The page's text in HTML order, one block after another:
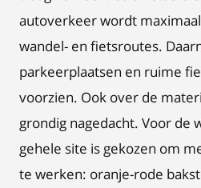
autoverkeer wordt
wandel- en fietsroutes.
parkeerplaatsen en ruime
voorzien. Ook over de
grondig nagedacht. Voor de
gehele site is gekozen om
te werken: oranje-rode